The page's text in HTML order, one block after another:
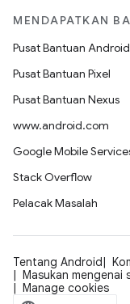
MENDAPATKAN
Pusat Bantuan Android
Pusat Bantuan Pixel
Pusat Bantuan Nexus
www.android.com
Google Mobile
Stack Overflow
Pelacak Masalah
Tentang Android
Masukan mengenai
Manage cookies